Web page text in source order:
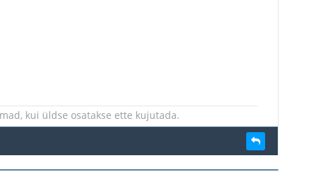
kui üldse osatakse ette kujutada.